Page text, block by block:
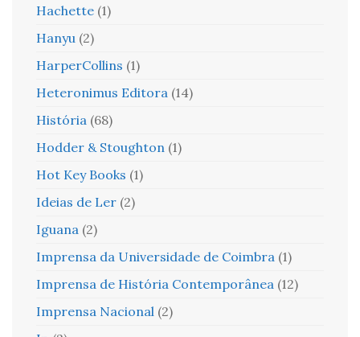
Hachette (1)
Hanyu (2)
HarperCollins (1)
Heteronimus Editora (14)
História (68)
Hodder & Stoughton (1)
Hot Key Books (1)
Ideias de Ler (2)
Iguana (2)
Imprensa da Universidade de Coimbra (1)
Imprensa de História Contemporânea (12)
Imprensa Nacional (2)